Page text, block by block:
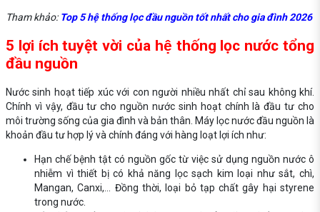
Tham khảo: Top 5 hệ thống lọc đầu nguồn tốt nhất cho gia đình 2026
5 lợi ích tuyệt vời của hệ thống lọc nước tổng
đầu nguồn
Nước sinh hoạt tiếp xúc với con người nhiều nhất chỉ sau không khí.
Chính vì vậy, đầu tư cho nguồn nước sinh hoạt chính là đầu tư cho
môi trường sống của gia đình và bản thân. Máy lọc nước đầu nguồn là
khoản đầu tư hợp lý và chính đáng với hàng loạt lợi ích như:
Hạn chế bệnh tật có nguồn gốc từ việc sử dụng nguồn nước ô
nhiễm vì thiết bị có khả năng lọc sạch kim loại như sắt, chì,
Mangan, Canxi,... Đồng thời, loại bỏ tạp chất gây hại styrene
trong nước.